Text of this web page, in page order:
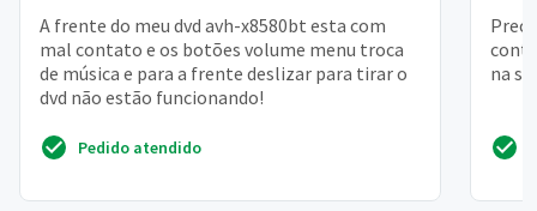
A frente do meu dvd avh-x8580bt esta com
mal contato e os botões volume menu troca
de música e para a frente deslizar para tirar o
dvd não estão funcionando!
Pedido atendido
na